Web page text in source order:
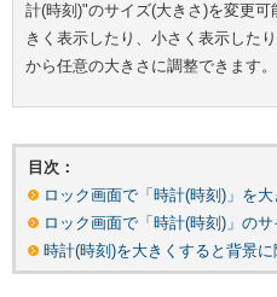
計(時刻)"のサイズ(大きさ)を変更
きく表示したり、小さく表示した
から任意の大きさに調整できます。
目次：
ロック画面で「時計(時刻)」を
ロック画面で「時計(時刻)」の
時計(時刻)を大きくすると背景